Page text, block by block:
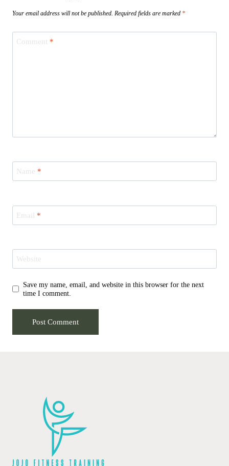
Your email address will not be published. Required fields are marked *
Comment *
Name *
Email *
Website
Save my name, email, and website in this browser for the next
time I comment.